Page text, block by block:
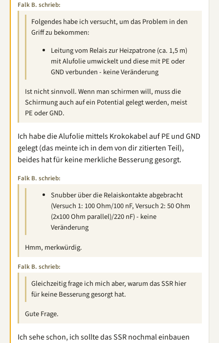
Falk B. schrieb:
Folgendes habe ich versucht, um das Problem in den
Griff zu bekommen:
Leitung vom Relais zur Heizpatrone (ca. 1,5 m)
mit Alufolie umwickelt und diese mit PE oder
GND verbunden - keine Veränderung
Ist nicht sinnvoll. Wenn man schirmen will, muss die
Schirmung auch auf ein Potential gelegt werden, meist
PE oder GND.
Ich habe die Alufolie mittels Krokokabel auf PE und GND
gelegt (das meinte ich in dem von dir zitierten Teil),
beides hat für keine merkliche Besserung gesorgt.
Falk B. schrieb:
Snubber über die Relaiskontakte abgebracht
(Versuch 1: 100 Ohm/100 nF, Versuch 2: 50 Ohm
(2x100 Ohm parallel)/220 nF) - keine
Veränderung
Hmm, merkwürdig.
Falk B. schrieb:
Gleichzeitig frage ich mich aber, warum das SSR hier
für keine Besserung gesorgt hat.
Gute Frage.
Ich sehe schon, ich sollte das SSR nochmal einbauen